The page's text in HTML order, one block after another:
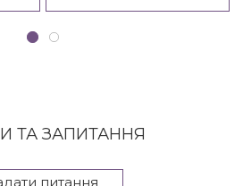
ТА ЗАПИТАННЯ
питання